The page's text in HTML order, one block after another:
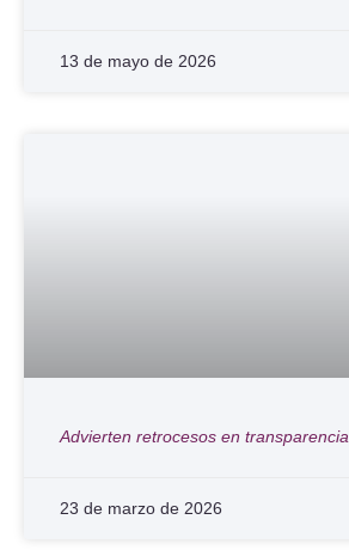
13 de mayo de 2026
Advierten retrocesos en transparencia
23 de marzo de 2026